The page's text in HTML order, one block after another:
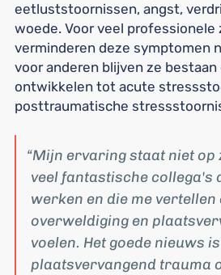
eetluststoornissen, angst,
woede. Voor veel professionele
verminderen deze symptomen
voor anderen blijven ze
ontwikkelen tot acute
posttraumatische
Mijn ervaring staat niet op
veel fantastische collega's
werken en die me vertellen
overweldiging en
voelen. Het goede nieuws
plaatsvervangend trauma